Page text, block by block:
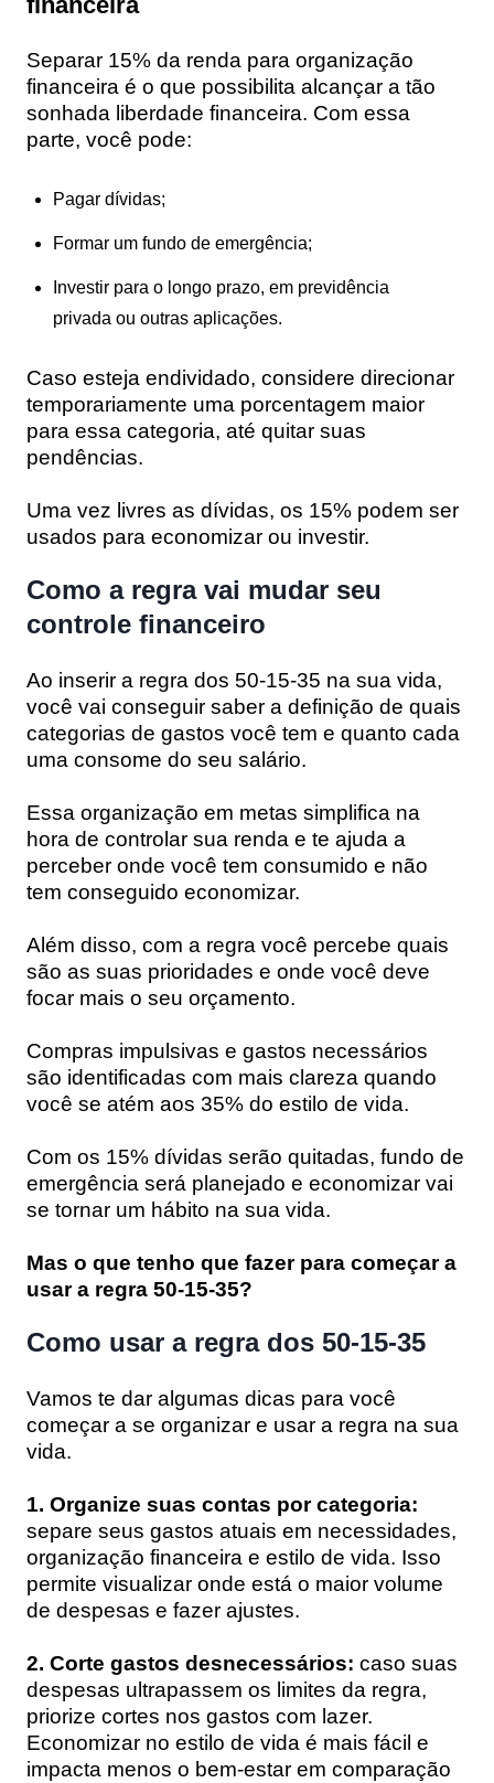
Separar 15% da renda para organização
financeira é o que possibilita alcançar a tão
sonhada liberdade financeira. Com essa
parte, você pode:
Pagar dívidas;
Formar um fundo de emergência;
Investir para o longo prazo, em previdência
privada ou outras aplicações.
Caso esteja endividado, considere direcionar
temporariamente uma porcentagem maior
para essa categoria, até quitar suas
pendências.
Uma vez livres as dívidas, os 15% podem ser
usados para economizar ou investir.
Como a regra vai mudar seu
controle financeiro
Ao inserir a regra dos 50-15-35 na sua vida,
você vai conseguir saber a definição de quais
categorias de gastos você tem e quanto cada
uma consome do seu salário.
Essa organização em metas simplifica na
hora de controlar sua renda e te ajuda a
perceber onde você tem consumido e não
tem conseguido economizar.
Além disso, com a regra você percebe quais
são as suas prioridades e onde você deve
focar mais o seu orçamento.
Compras impulsivas e gastos necessários
são identificadas com mais clareza quando
você se atém aos 35% do estilo de vida.
Com os 15% dívidas serão quitadas, fundo de
emergência será planejado e economizar vai
se tornar um hábito na sua vida.
Mas o que tenho que fazer para começar a
usar a regra 50-15-35?
Como usar a regra dos 50-15-35
Vamos te dar algumas dicas para você
começar a se organizar e usar a regra na sua
vida.
1. Organize suas contas por categoria:
separe seus gastos atuais em necessidades,
organização financeira e estilo de vida. Isso
permite visualizar onde está o maior volume
de despesas e fazer ajustes.
2. Corte gastos desnecessários: caso suas
despesas ultrapassem os limites da regra,
priorize cortes nos gastos com lazer.
Economizar no estilo de vida é mais fácil e
impacta menos o bem-estar em comparação